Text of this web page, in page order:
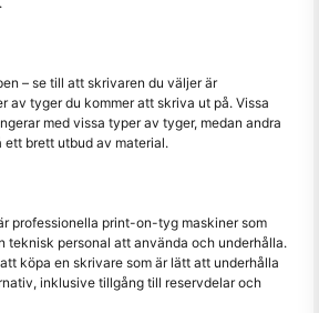
– se till att skrivaren du väljer är
av tyger du kommer att skriva ut på. Vissa
med vissa typer av tyger, medan andra
brett utbud av material.
professionella print-on-tyg maskiner som
teknisk personal att använda och underhålla.
köpa en skrivare som är lätt att underhålla
inklusive tillgång till reservdelar och